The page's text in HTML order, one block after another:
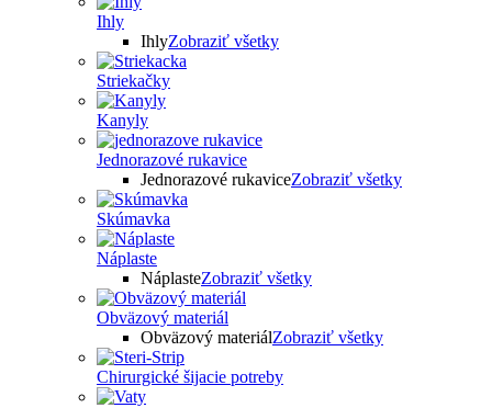
Ihly
IhlyZobraziť všetky
Striekačky
Kanyly
Jednorazové rukavice
Jednorazové rukaviceZobraziť všetky
Skúmavka
Náplaste
NáplasteZobraziť všetky
Obväzový materiál
Obväzový materiálZobraziť všetky
Chirurgické šijacie potreby